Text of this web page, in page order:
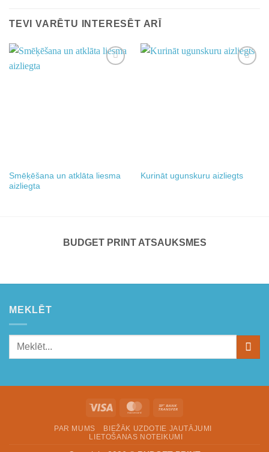
TEVI VARĒTU INTERESĒT ARĪ
Smēķēšana un atklāta liesma
aizliegta
Kurināt ugunskuru aizliegts
BUDGET PRINT ATSAUKSMES
MEKLĒT
Visa MasterCard
PAR MUMS
BIEŽĀK UZDOTIE JAUTĀJUMI
LIETOŠANAS NOTEIKUMI